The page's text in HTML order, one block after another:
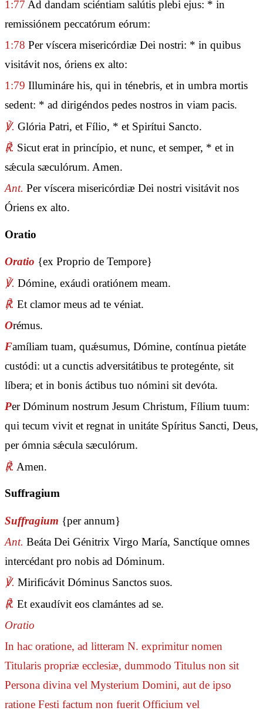
1:77 Ad dandam sciéntiam salútis plebi ejus: * in
remissiónem peccatórum eórum:
1:78 Per víscera misericórdiæ Dei nostri: * in quibus
visitávit nos, óriens ex alto:
1:79 Illumináre his, qui in ténebris, et in umbra mortis
sedent: * ad dirigéndos pedes nostros in viam pacis.
℣. Glória Patri, et Fílio, * et Spirítui Sancto.
℟. Sicut erat in princípio, et nunc, et semper, * et in
sǽcula sæculórum. Amen.
Ant. Per víscera misericórdiæ Dei nostri visitávit nos
Óriens ex alto.
Oratio
Oratio {ex Proprio de Tempore}
℣. Dómine, exáudi oratiónem meam.
℟. Et clamor meus ad te véniat.
Orémus.
Famíliam tuam, quǽsumus, Dómine, contínua pietáte
custódi: ut a cunctis adversitátibus te protegénte, sit
líbera; et in bonis áctibus tuo nómini sit devóta.
Per Dóminum nostrum Jesum Christum, Fílium tuum:
qui tecum vivit et regnat in unitáte Spíritus Sancti, Deus,
per ómnia sǽcula sæculórum.
℟. Amen.
Suffragium
Suffragium {per annum}
Ant. Beáta Dei Génitrix Virgo María, Sanctíque omnes
intercédant pro nobis ad Dóminum.
℣. Mirificávit Dóminus Sanctos suos.
℟. Et exaudívit eos clamántes ad se.
Oratio
In hac oratione, ad litteram N. exprimitur nomen
Titularis propriæ ecclesiæ, dummodo Titulus non sit
Persona divina vel Mysterium Domini, aut de ipso
ratione Festi factum non fuerit Officium vel